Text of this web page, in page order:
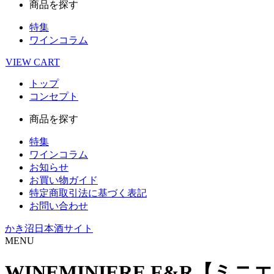
商品を探す
特集
ワインコラム
VIEW CART
トップ
コンセプト
商品を探す
特集
ワインコラム
お知らせ
お買い物ガイド
特定商取引法に基づく表記
お問い合わせ
かき沼日本酒サイト
MENU